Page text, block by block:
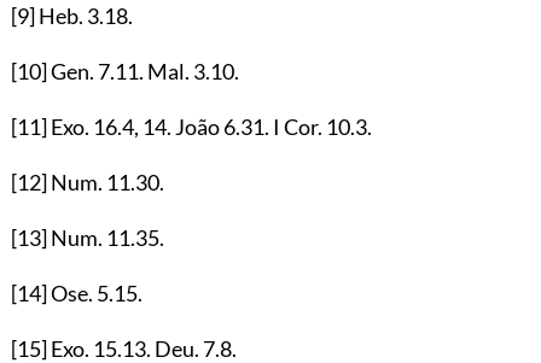
[9]Heb. 3.18.
[10]Gen. 7.11. Mal. 3.10.
[11]Exo. 16.4, 14. João6.31. I Cor. 10.3.
[12]Num. 11.30.
[13]Num. 11.35.
[14]Ose. 5.15.
[15]Exo. 15.13. Deu. 7.8.